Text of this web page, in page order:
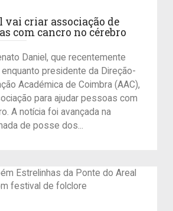
vai criar associação de
com cancro no cérebro
Daniel, que recentemente
presidente da Direção-
Académica de Coimbra (AAC),
para ajudar pessoas com
A notícia foi avançada na
de posse dos...